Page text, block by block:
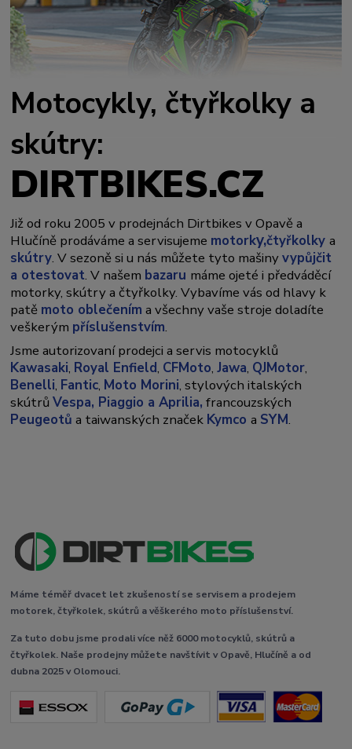
Motocykly, čtyřkolky a
skútry:
DIRTBIKES.CZ
Již od roku 2005 v prodejnách Dirtbikes v Opavě a
Hlučíně prodáváme a servisujeme motorky,čtyřkolkya
skútry. V sezoně si u nás můžete tyto mašinyvypůjčit
a otestovat. V našem bazaru máme ojeté i předváděcí
motorky, skútry a čtyřkolky. Vybavíme vás od hlavy k
patě moto oblečením a všechny vaše stroje doladíte
veškerým příslušenstvím.
Jsme autorizovaní prodejci a servis motocyklů
Kawasaki, Royal Enfield, CFMoto,Jawa, QJMotor,
Benelli, Fantic, Moto Morini, stylových italských
skútrůVespa, Piaggio a Aprilia, francouzských
Peugeotů a taiwanských značek Kymcoa SYM.
Máme téměř dvacet let zkušeností se servisem a prodejem
motorek, čtyřkolek, skútrů a věškerého moto příslušenství.
Za tuto dobu jsme prodali více něž 6000 motocyklů, skútrů a
čtyřkolek. Naše prodejny můžete navštívit v Opavě, Hlučíně a od
dubna 2025 v Olomouci.